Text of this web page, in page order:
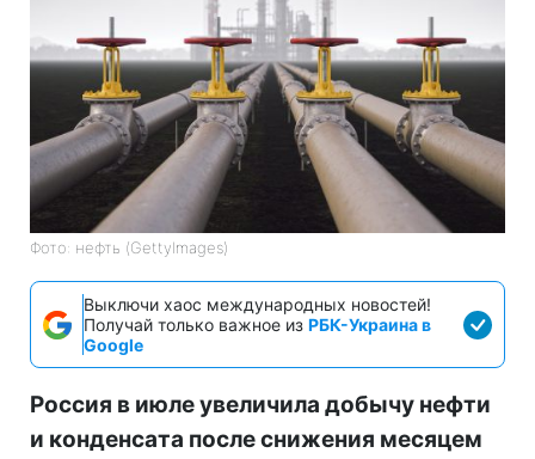
Фото: нефть (GettyImages)
Выключи хаос международных новостей!
Получай только важное из РБК-Украина в
Google
Россия в июле увеличила добычу нефти
и конденсата после снижения месяцем